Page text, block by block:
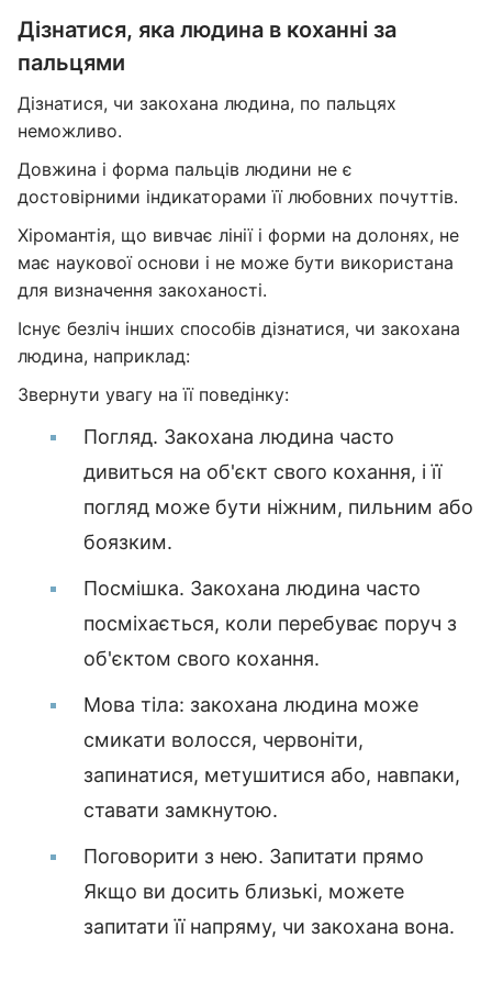
Дізнатися, яка людина в коханні за
пальцями
Дізнатися, чи закохана людина, по пальцях
неможливо.
Довжина і форма пальців людини не є
достовірними індикаторами її любовних почуттів.
Хіромантія, що вивчає лінії і форми на долонях, не
має наукової основи і не може бути використана
для визначення закоханості.
Існує безліч інших способів дізнатися, чи закохана
людина, наприклад:
Звернути увагу на її поведінку:
Погляд. Закохана людина часто
дивиться на об'єкт свого кохання, і її
погляд може бути ніжним, пильним або
боязким.
Посмішка. Закохана людина часто
посміхається, коли перебуває поруч з
об'єктом свого кохання.
Мова тіла: закохана людина може
смикати волосся, червоніти,
запинатися, метушитися або, навпаки,
ставати замкнутою.
Поговорити з нею. Запитати прямо
Якщо ви досить близькі, можете
запитати її напряму, чи закохана вона.